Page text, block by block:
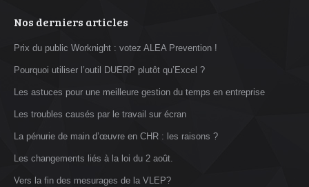
Nos derniers articles
Prix du public Worknight : votez ALEA Prevention !
Pourquoi utiliser l’outil DUERP plutôt qu’Excel ?
Les astuces pour une meilleure gestion du temps en entreprise
Les troubles causés par le travail sur écran
La pénurie de main d’œuvre en CHR : les raisons ?
Les changements liés à la loi du 2 août.
Vers la fin des mesurages de la VLEP?